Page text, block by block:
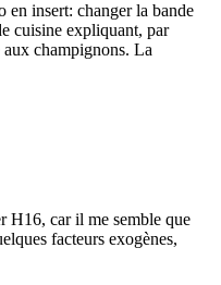
en insert: changer la bande
cuisine expliquant, par
aux champignons. La
H16, car il me semble que
facteurs exogènes,